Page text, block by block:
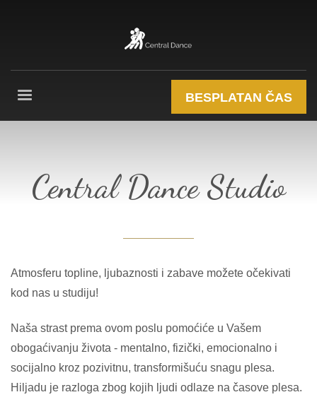
BESPLATAN ČAS
Central Dance Studio
Atmosferu topline, ljubaznosti i zabave možete očekivati
kod nas u studiju!
Naša strast prema ovom poslu pomoćiće u Vašem
obogaćivanju života - mentalno, fizički, emocionalno i
socijalno kroz pozivitnu, transformišuću snagu plesa.
Hiljadu je razloga zbog kojih ljudi odlaze na časove plesa.